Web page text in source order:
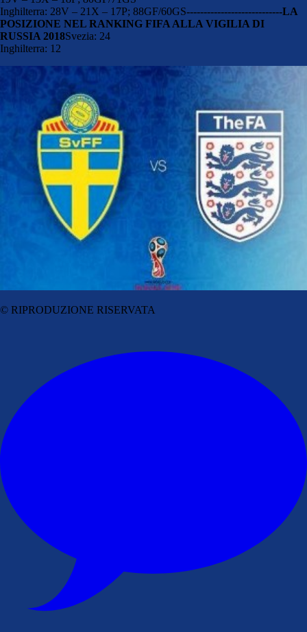
Inghilterra: 28V – 21X – 17P; 88GF/60GS----------------------------LA
POSIZIONE NEL RANKING FIFA ALLA VIGILIA DI
RUSSIA 2018Svezia: 24
Inghilterra: 12
© RIPRODUZIONE RISERVATA